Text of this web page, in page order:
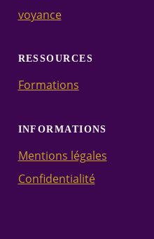
voyance
RESSOURCES
Formations
INFORMATIONS
Mentions légales
Confidentialité